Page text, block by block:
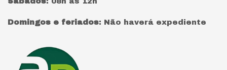
Domingos e feriados: Não haverá expediente
Página inicial